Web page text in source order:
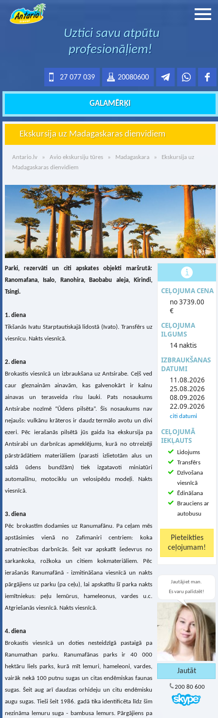
Uztici savu atpūtu
profesionāļiem!
20080600
27 077 039
GALAMĒRĶI
Ekskursija uz Madagaskaras dienvidiem
Antario.lv » Avio ekskursiju tūres » Madagaskara » Ekskursija uz
Madagaskaras dienvidiem
CEĻOJUMA CENA
no 3739.00
€
CEĻOJUMA
ILGUMS
14 naktis
IZBRAUKŠANAS
DATUMI
11.08.2026
25.08.2026
08.09.2026
22.09.2026
citi datumi
CEĻOJUMĀ
IEKĻAUTS
Lidojums
Transfērs
Dzīvošana
viesnīcā
Ēdināšana
Brauciens ar
autobusu
Jautājiet man.
Es varu palīdzēt!
200 80 600
Parki, rezervāti un citi apskates objekti maršrutā:
Ranomafana, Isalo, Ranohira, Baobabu aleja, Kirindi,
Tsingi.
1. diena
Tikšanās Ivatu Starptautiskajā lidostā (Ivato). Transfērs uz
viesnīcu. Nakts viesnīcā.
2. diena
Brokastis viesnīcā un izbraukšana uz Antsirabe. Ceļš ved
caur gleznainām ainavām, kas galvenokārt ir kalnu
ainavas un terasveida rīsu lauki. Pats nosaukums
Antsirabe nozīmē “Ūdens pilsēta”. Šis nosaukums nav
nejaušs: vulkānu krāteros ir daudz termālo avotu un divi
ezeri. Pēc ierašanās pilsētā jūs gaida īsa ekskursija pa
Antsirabi un darbnīcas apmeklējums, kurā no otrreizēji
pārstrādātiem materiāliem (parasti izlietotām alus un
saldā ūdens bundžām) tiek izgatavoti miniatūri
automašīnu, motociklu un velosipēdu modeļi. Nakts
viesnīcā.
3. diena
Pēc brokastīm dodamies uz Ranumafānu. Pa ceļam mēs
apstāsimies vienā no Zafimaniri centriem: koka
amatniecības darbnīcās. Šeit var apskatīt šedevrus no
sarkankoka, rožkoka un citiem kokmateriāliem. Pēc
ierašanās Ranumafānā - izmitināšana viesnīcā un nakts
pārgājiens uz parku (pa ceļu), lai apskatītu šī parka nakts
iemītniekus: peļu lemūrus, hameleonus, vardes u.c.
Atgriešanās viesnīcā. Nakts viesnīcā.
4. diena
Brokastis viesnīcā un doties nesteidzīgā pastaigā pa
Ranumathan parku. Ranumafānas parks ir 40 000
hektāru liels parks, kurā mīt lemuri, hameleoni, vardes,
vairāk nekā 100 putnu sugas un citas endēmiskas faunas
sugas. Šeit aug arī daudzas orhideju un citu endēmisku
augu sugas. Tieši šeit 1986. gadā tika identificēta līdz šim
nezināma lemuru suga - bambusa lemurs. Pārgājiens pa